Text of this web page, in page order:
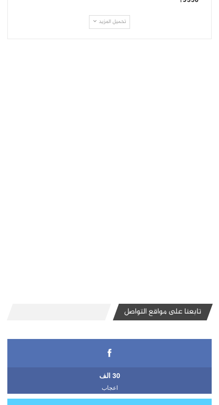
تحميل المزيد
تابعنا على مواقع التواصل
30 الف
اعجاب